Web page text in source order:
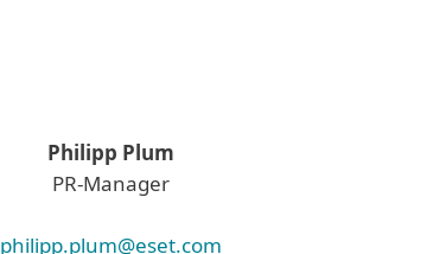
Philipp Plum
PR-Manager
philipp.plum@eset.com